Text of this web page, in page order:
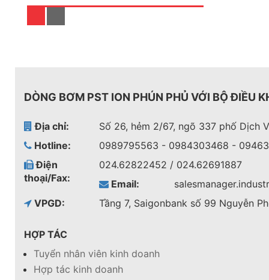
DÒNG BƠM PST ION PHÚN PHỦ VỚI BỘ ĐIỀU
Địa chỉ:
Số 26, hẻm 2/67, ngõ 337 phố Dịch
Hotline:
0989795563 - 0984303468 -
Điện
thoại/Fax:
024.62822452 / 024.62691887
Email:
VPGD:
Tầng 7, Saigonbank số 99 Nguyễn
HỢP TÁC
Tuyển nhân viên kinh doanh
Hợp tác kinh doanh